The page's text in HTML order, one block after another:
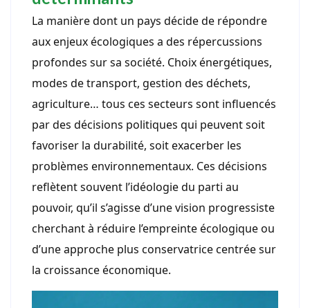
La manière dont un pays décide de répondre
aux enjeux écologiques a des répercussions
profondes sur sa société. Choix énergétiques,
modes de transport, gestion des déchets,
agriculture… tous ces secteurs sont influencés
par des décisions politiques qui peuvent soit
favoriser la durabilité, soit exacerber les
problèmes environnementaux. Ces décisions
reflètent souvent l’idéologie du parti au
pouvoir, qu’il s’agisse d’une vision progressiste
cherchant à réduire l’empreinte écologique ou
d’une approche plus conservatrice centrée sur
la croissance économique.